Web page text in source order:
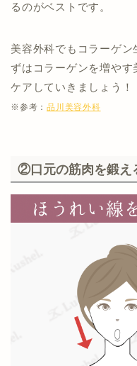
るのがベストです。
美容外科でもコラーゲ
ずはコラーゲンを増や
ケアしていきましょう！
※参考：品川美容外科
②口元の筋肉を鍛え